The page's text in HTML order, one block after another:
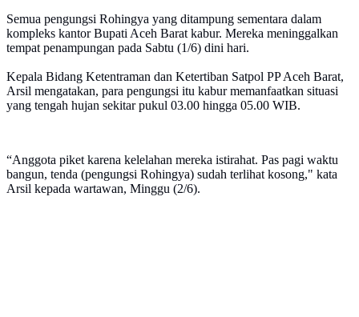
Semua pengungsi Rohingya yang ditampung sementara dalam
kompleks kantor Bupati Aceh Barat kabur. Mereka meninggalkan
tempat penampungan pada Sabtu (1/6) dini hari.
Kepala Bidang Ketentraman dan Ketertiban Satpol PP Aceh Barat,
Arsil mengatakan, para pengungsi itu kabur memanfaatkan situasi
yang tengah hujan sekitar pukul 03.00 hingga 05.00 WIB.
“Anggota piket karena kelelahan mereka istirahat. Pas pagi waktu
bangun, tenda (pengungsi Rohingya) sudah terlihat kosong," kata
Arsil kepada wartawan, Minggu (2/6).